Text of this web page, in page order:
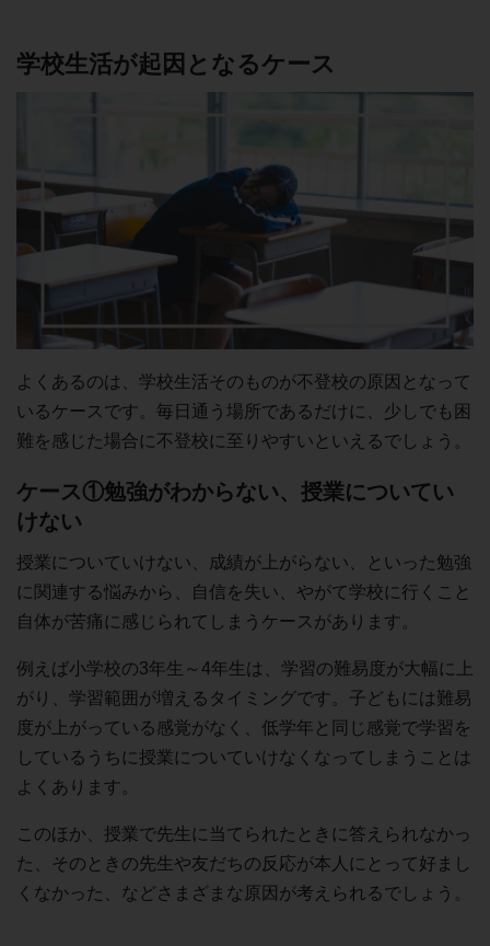
学校生活が起因となるケース
よくあるのは、学校生活そのものが不登校の原因となって
いるケースです。毎日通う場所であるだけに、少しでも困
難を感じた場合に不登校に至りやすいといえるでしょう。
ケース①勉強がわからない、授業についてい
けない
授業についていけない、成績が上がらない、といった勉強
に関連する悩みから、自信を失い、やがて学校に行くこと
自体が苦痛に感じられてしまうケースがあります。
例えば小学校の3年生～4年生は、学習の難易度が大幅に上
がり、学習範囲が増えるタイミングです。子どもには難易
度が上がっている感覚がなく、低学年と同じ感覚で学習を
しているうちに授業についていけなくなってしまうことは
よくあります。
このほか、授業で先生に当てられたときに答えられなかっ
た、そのときの先生や友だちの反応が本人にとって好まし
くなかった、などさまざまな原因が考えられるでしょう。